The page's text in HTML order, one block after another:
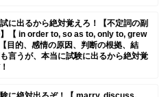
に出るから絶対覚えろ！【不定詞の副
【 in order to, so as to, only to, grew
目的、感情の原因、判断の根拠、結
言うが、本当に試験に出るから絶対覚